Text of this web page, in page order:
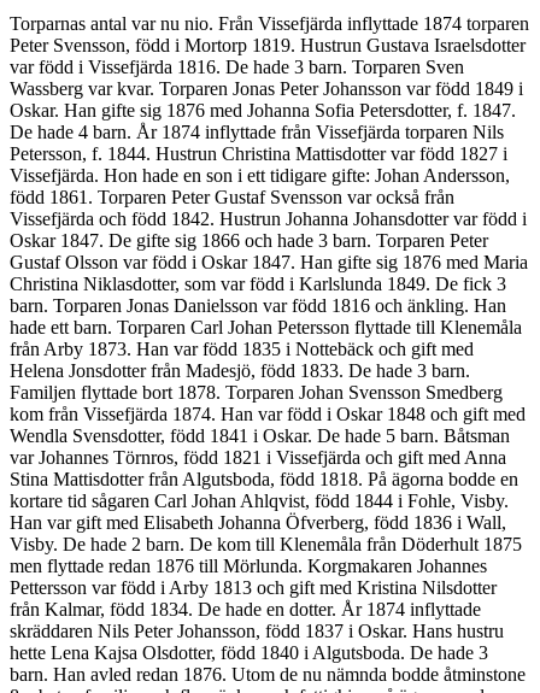
Torparnas antal var nu nio. Från Vissefjärda inflyttade 1874 torparen
Peter Svensson, född i Mortorp 1819. Hustrun Gustava Israelsdotter
var född i Vissefjärda 1816. De hade 3 barn. Torparen Sven
Wassberg var kvar. Torparen Jonas Peter Johansson var född 1849 i
Oskar. Han gifte sig 1876 med Johanna Sofia Petersdotter, f. 1847.
De hade 4 barn. År 1874 inflyttade från Vissefjärda torparen Nils
Petersson, f. 1844. Hustrun Christina Mattisdotter var född 1827 i
Vissefjärda. Hon hade en son i ett tidigare gifte: Johan Andersson,
född 1861. Torparen Peter Gustaf Svensson var också från
Vissefjärda och född 1842. Hustrun Johanna Johansdotter var född i
Oskar 1847. De gifte sig 1866 och hade 3 barn. Torparen Peter
Gustaf Olsson var född i Oskar 1847. Han gifte sig 1876 med Maria
Christina Niklasdotter, som var född i Karlslunda 1849. De fick 3
barn. Torparen Jonas Danielsson var född 1816 och änkling. Han
hade ett barn. Torparen Carl Johan Petersson flyttade till Klenemåla
från Arby 1873. Han var född 1835 i Nottebäck och gift med
Helena Jonsdotter från Madesjö, född 1833. De hade 3 barn.
Familjen flyttade bort 1878. Torparen Johan Svensson Smedberg
kom från Vissefjärda 1874. Han var född i Oskar 1848 och gift med
Wendla Svensdotter, född 1841 i Oskar. De hade 5 barn. Båtsman
var Johannes Törnros, född 1821 i Vissefjärda och gift med Anna
Stina Mattisdotter från Algutsboda, född 1818. På ägorna bodde en
kortare tid sågaren Carl Johan Ahlqvist, född 1844 i Fohle, Visby.
Han var gift med Elisabeth Johanna Öfverberg, född 1836 i Wall,
Visby. De hade 2 barn. De kom till Klenemåla från Döderhult 1875
men flyttade redan 1876 till Mörlunda. Korgmakaren Johannes
Pettersson var född i Arby 1813 och gift med Kristina Nilsdotter
från Kalmar, född 1834. De hade en dotter. År 1874 inflyttade
skräddaren Nils Peter Johansson, född 1837 i Oskar. Hans hustru
hette Lena Kajsa Olsdotter, född 1840 i Algutsboda. De hade 3
barn. Han avled redan 1876. Utom de nu nämnda bodde åtminstone